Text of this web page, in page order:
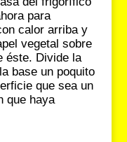
para
calor arriba y
vegetal sobre
éste. Divide la
base un poquito
que sea un
que haya